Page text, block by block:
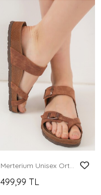
499,99 TL